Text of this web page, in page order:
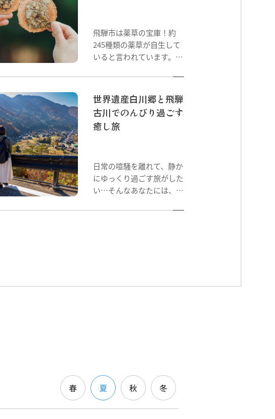
飛騨市は薬草の宝庫！約
245種類の薬草が自生して
いると言われています。
供しているお店や体験施設
等をご紹介します！
世界遺産白川郷と飛騨
古川でのんびり過ごす
癒し旅
日常の喧騒を離れて、静か
にゆっくり過ごす旅がした
い…そんなあなたには、岐
します。
春 夏 秋 冬